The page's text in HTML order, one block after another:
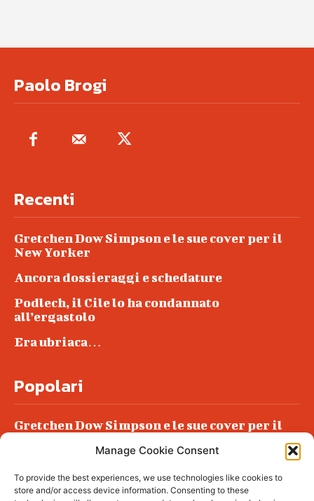
Manage Cookie Consent
To provide the best experiences, we use technologies like cookies to
store and/or access device information. Consenting to these
Paolo Brogi
Recenti
Gretchen Dow Simpson e le sue cover per il
New Yorker
Ancora dossieraggi e schedature
Podlech, il Cile lo ha condannato
all’ergastolo
Era ubriaca…
Popolari
Gretchen Dow Simpson e le sue cover per il
Podlech, il Cile lo ha condannato